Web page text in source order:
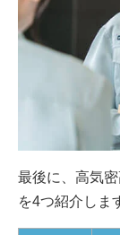
最後に、高気
を4つ紹介しま